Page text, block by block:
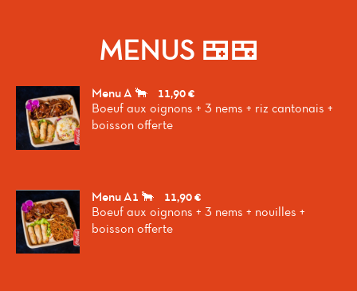
MENUS 🍱🍱
Menu A 🐂
11,90 €
Boeuf aux oignons + 3 nems + riz cantonais +
boisson offerte
Menu A1 🐂
11,90 €
Boeuf aux oignons + 3 nems + nouilles +
boisson offerte